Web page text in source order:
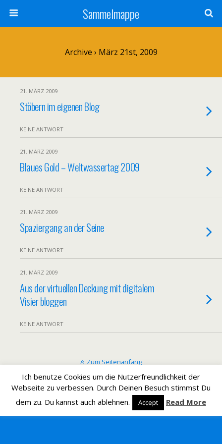
Sammelmappe
Archive › März 21st, 2009
21. MÄRZ 2009
Stöbern im eigenen Blog
KEINE ANTWORT
21. MÄRZ 2009
Blaues Gold – Weltwassertag 2009
KEINE ANTWORT
21. MÄRZ 2009
Spaziergang an der Seine
KEINE ANTWORT
21. MÄRZ 2009
Aus der virtuellen Deckung mit digitalem
Visier bloggen
KEINE ANTWORT
Zum Seitenanfang
Mobil Desktop
Ich benutze Cookies um die Nutzerfreundlichkeit der
Webseite zu verbessen. Durch Deinen Besuch stimmst Du
dem zu. Du kannst auch ablehnen.
Accept Read More